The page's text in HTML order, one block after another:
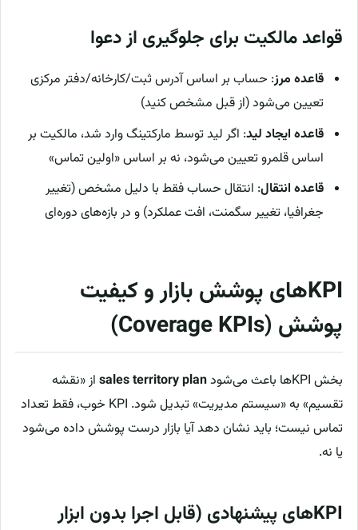
قواعد مالکیت برای جلوگیری از دعوا
قاعده مرز: حساب بر اساس آدرس ثبت/کارخانه/دفتر مرکزی
تعیین می‌شود (از قبل مشخص کنید)
قاعده ایجاد لید: اگر لید توسط مارکتینگ وارد شد، مالکیت بر
اساس قلمرو تعیین می‌شود، نه بر اساس «اولین تماس»
قاعده انتقال: انتقال حساب فقط با دلیل مشخص (تغییر
جغرافیا، تغییر سگمنت، افت عملکرد) و در بازه‌های دوره‌ای
KPIهای پوشش بازار و کیفیت
پوشش (Coverage KPIs)
بخش KPIها باعث می‌شود sales territory plan از «نقشه
تقسیم» به «سیستم مدیریت» تبدیل شود. KPI خوب، فقط تعداد
تماس نیست؛ باید نشان دهد آیا بازار درست پوشش داده می‌شود
یا نه.
KPIهای پیشنهادی (قابل اجرا بدون ابزار